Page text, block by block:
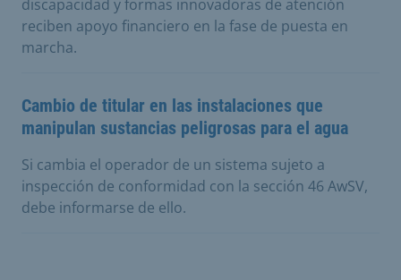
discapacidad y formas innovadoras de atención
reciben apoyo financiero en la fase de puesta en
marcha.
Cambio de titular en las instalaciones que
manipulan sustancias peligrosas para el agua
Si cambia el operador de un sistema sujeto a
inspección de conformidad con la sección 46 AwSV,
debe informarse de ello.